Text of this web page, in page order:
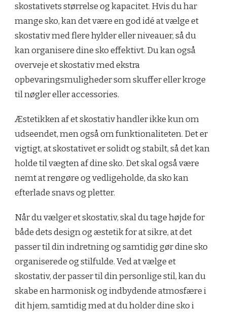
skostativets størrelse og kapacitet. Hvis du har
mange sko, kan det være en god idé at vælge et
skostativ med flere hylder eller niveauer, så du
kan organisere dine sko effektivt. Du kan også
overveje et skostativ med ekstra
opbevaringsmuligheder som skuffer eller kroge
til nøgler eller accessories.
Æstetikken af et skostativ handler ikke kun om
udseendet, men også om funktionaliteten. Det er
vigtigt, at skostativet er solidt og stabilt, så det kan
holde til vægten af dine sko. Det skal også være
nemt at rengøre og vedligeholde, da sko kan
efterlade snavs og pletter.
Når du vælger et skostativ, skal du tage højde for
både dets design og æstetik for at sikre, at det
passer til din indretning og samtidig gør dine sko
organiserede og stilfulde. Ved at vælge et
skostativ, der passer til din personlige stil, kan du
skabe en harmonisk og indbydende atmosfære i
dit hjem, samtidig med at du holder dine sko i